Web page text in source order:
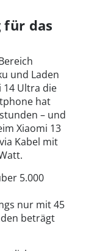
für das
und Laden
14 Ultra die
hat
– und
Xiaomi 13
Kabel mit
5.000
nur mit 45
beträgt